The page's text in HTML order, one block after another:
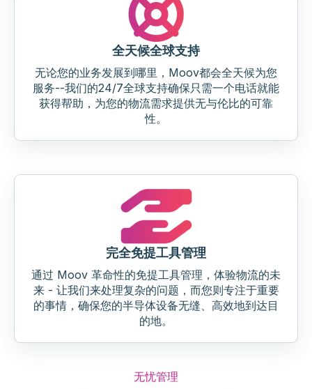
全天候全球支持
无论您的业务发展到哪里，Moov都会全天候为您
服务--我们的24/7全球支持确保只需一个电话就能
获得帮助，为您的物流需求提供无与伦比的可靠
性。
完全免提工具管理
通过 Moov 革命性的免提工具管理，体验物流的未
来 - 让我们来处理复杂的问题，而您则专注于重要
的事情，确保您的半导体设备无缝、高效地到达目
的地。
无忧管理